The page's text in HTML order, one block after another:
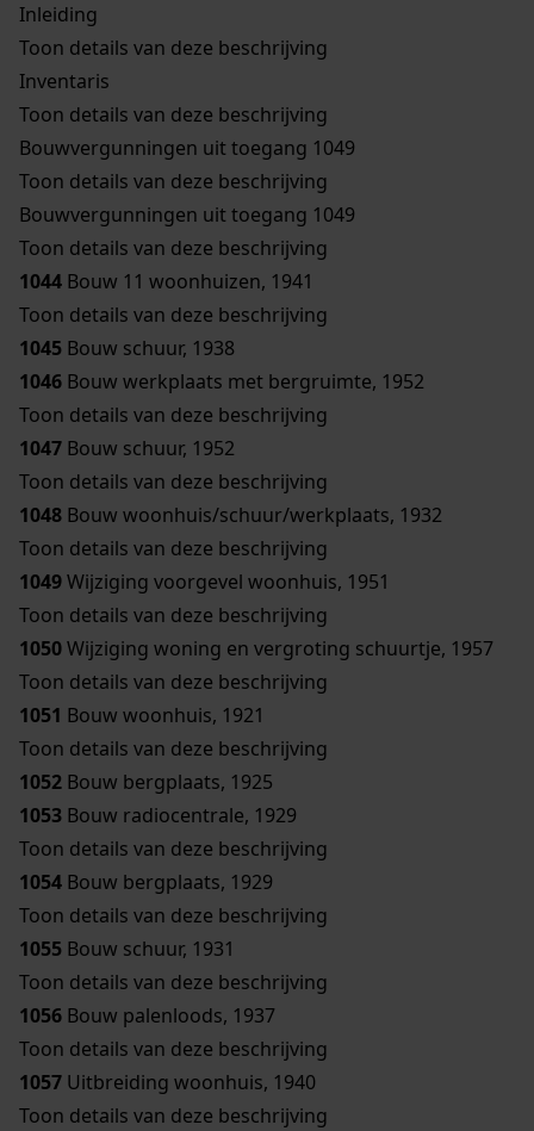
Inleiding
Toon details van deze beschrijving
Inventaris
Toon details van deze beschrijving
Bouwvergunningen uit toegang 1049
Toon details van deze beschrijving
Bouwvergunningen uit toegang 1049
Toon details van deze beschrijving
1044 Bouw 11 woonhuizen, 1941
Toon details van deze beschrijving
1045 Bouw schuur, 1938
1046 Bouw werkplaats met bergruimte, 1952
Toon details van deze beschrijving
1047 Bouw schuur, 1952
Toon details van deze beschrijving
1048 Bouw woonhuis/schuur/werkplaats, 1932
Toon details van deze beschrijving
1049Wijziging voorgevel woonhuis, 1951
Toon details van deze beschrijving
1050Wijziging woning en vergroting schuurtje, 1957
Toon details van deze beschrijving
1051 Bouw woonhuis, 1921
Toon details van deze beschrijving
1052 Bouw bergplaats, 1925
1053 Bouw radiocentrale, 1929
Toon details van deze beschrijving
1054 Bouw bergplaats, 1929
Toon details van deze beschrijving
1055 Bouw schuur, 1931
Toon details van deze beschrijving
1056 Bouw palenloods, 1937
Toon details van deze beschrijving
1057 Uitbreiding woonhuis, 1940
Toon details van deze beschrijving